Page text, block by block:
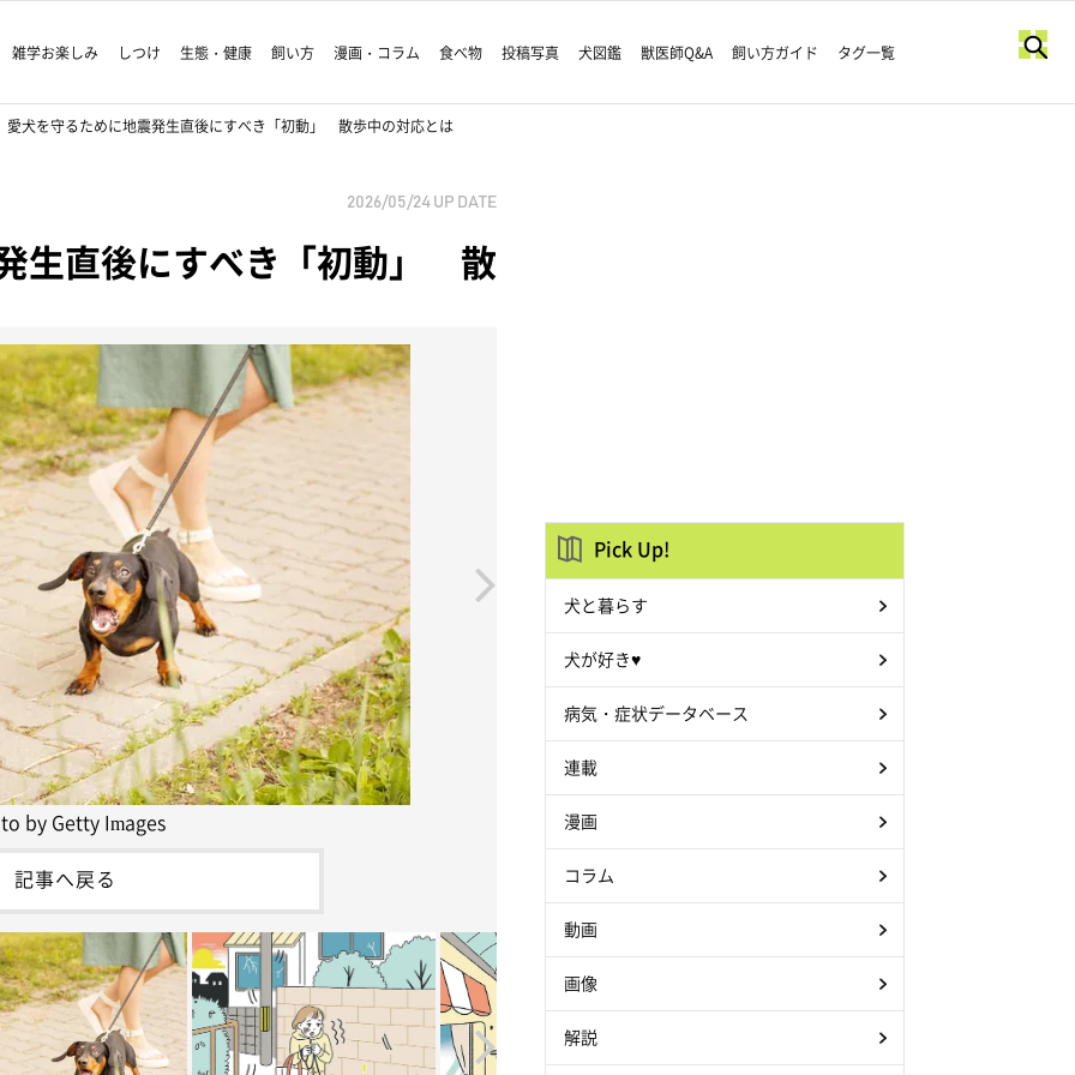
雑学お楽しみ しつけ 生態・健康 飼い方 漫画・コラム 食べ物 投稿写真 犬図鑑 獣医師Q&A 飼い方ガイド タグ一覧
愛犬を守るために地震発生直後にすべき「初動」 散歩中の対応とは
2026/05/24 UP DATE
生直後にすべき「初動」 散
by Getty Images
記事へ戻る
Pick Up!
犬と暮らす
犬が好き♥
病気・症状データベース
連載
漫画
コラム
動画
画像
解説